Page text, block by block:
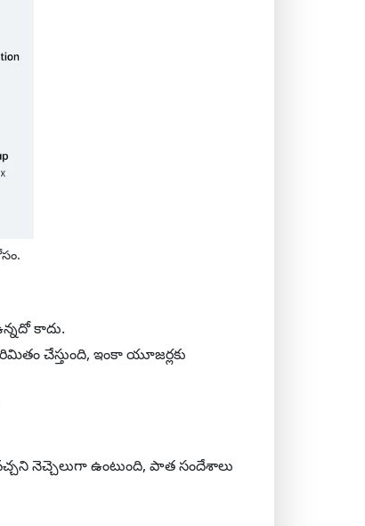
కాదు.
చేస్తుంది, ఇంకా యూజర్లకు
ఉంటుంది, పాత సందేశాలు